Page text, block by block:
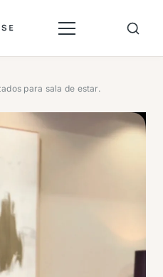
para sala de estar.